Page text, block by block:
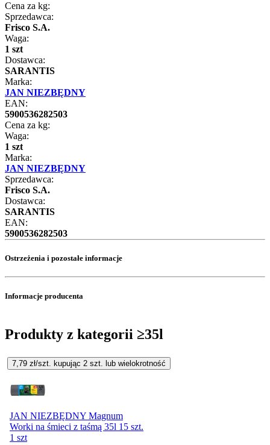
Cena za kg:
Sprzedawca:
Frisco S.A.
Waga:
1 szt
Dostawca:
SARANTIS
Marka:
JAN NIEZBĘDNY
EAN:
5900536282503
Cena za kg:
Waga:
1 szt
Marka:
JAN NIEZBĘDNY
Sprzedawca:
Frisco S.A.
Dostawca:
SARANTIS
EAN:
5900536282503
Ostrzeżenia i pozostałe informacje
Informacje producenta
Produkty z kategorii ≥35l
7,79 zł/szt. kupując 2 szt. lub wielokrotność
JAN NIEZBĘDNY Magnum
Worki na śmieci z taśmą 35l 15 szt.
1 szt